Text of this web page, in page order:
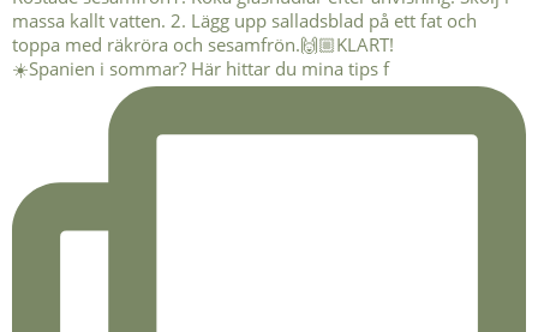
☀️Spanien i sommar? Här hittar du mina tips f